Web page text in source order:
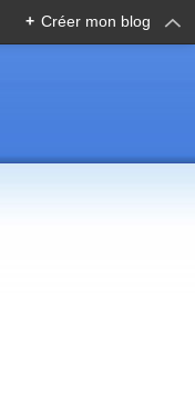
+ Créer mon blog